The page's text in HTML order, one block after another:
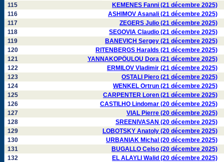
115
KEMENES Fanni (21 décembre 2025)
116
ASHIMOV Asanali (21 décembre 2025)
117
ZEGERS Julio (21 décembre 2025)
118
SEGOVIA Claudio (21 décembre 2025)
119
BANEVICH Sergey (21 décembre 2025)
120
RITENBERGS Haralds (21 décembre 2025)
121
YANNAKOPÖULOU Dora (21 décembre 2025)
122
ERMILOV Vladimir (21 décembre 2025)
123
OSTALI Piero (21 décembre 2025)
124
WENKEL Ortrun (21 décembre 2025)
125
CARPENTER Loren (21 décembre 2025)
126
CASTILHO Lindomar (20 décembre 2025)
127
VIAL Pierre (20 décembre 2025)
128
SREENIVASAN (20 décembre 2025)
129
LOBOTSKY Anatoly (20 décembre 2025)
130
URBANIAK Michal (20 décembre 2025)
131
BUGALLO Celso (20 décembre 2025)
132
EL ALAYLI Walid (20 décembre 2025)